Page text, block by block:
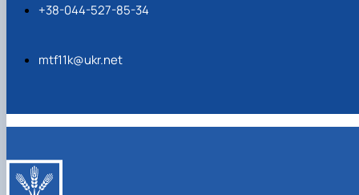
+38-044-527-85-34
mtf11k@ukr.net